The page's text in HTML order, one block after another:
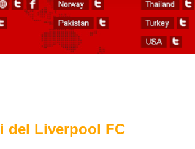
del Liverpool FC